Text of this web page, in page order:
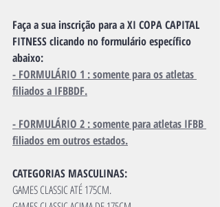
Faça a sua inscrição para a XI COPA CAPITAL
FITNESS clicando no formulário específico
abaixo:
- FORMULÁRIO 1 : somente para os atletas
filiados a IFBBDF.
- FORMULÁRIO 2 : somente para atletas IFBB
filiados em outros estados.
CATEGORIAS MASCULINAS:
GAMES CLASSIC ATÉ 175CM.